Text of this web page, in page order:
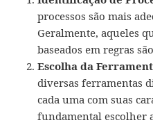
processos são mais
Geralmente, aqueles
baseados em regras
Escolha da
diversas ferramentas
cada uma com suas
fundamental escolher